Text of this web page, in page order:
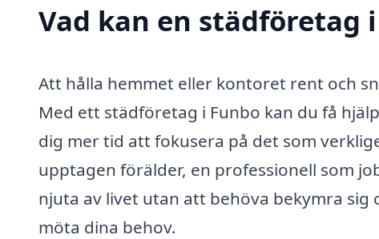
Vad kan en städföretag
Att hålla hemmet eller kontoret rent och
Med ett städföretag i Funbo kan du få
dig mer tid att fokusera på det som
upptagen förälder, en professionell som
njuta av livet utan att behöva bekymra
möta dina behov.